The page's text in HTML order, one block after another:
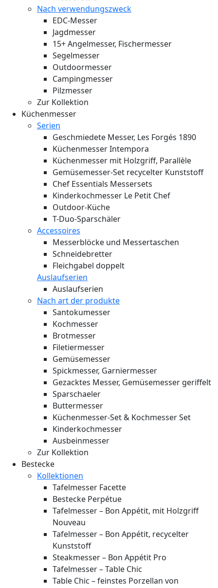
Nach verwendungszweck
EDC-Messer
Jagdmesser
15+ Angelmesser, Fischermesser
Segelmesser
Outdoormesser
Campingmesser
Pilzmesser
Zur Kollektion
Küchenmesser
Serien
Geschmiedete Messer, Les Forgés 1890
Küchenmesser Intempora
Küchenmesser mit Holzgriff, Parallèle
Gemüsemesser-Set recycelter Kunststoff
Chef Essentials Messersets
Kinderkochmesser Le Petit Chef
Outdoor-Küche
T-Duo-Sparschäler
Accessoires
Messerblöcke und Messertaschen
Schneidebretter
Fleichgabel doppelt
Auslaufserien
Auslaufserien
Nach art der produkte
Santokumesser
Kochmesser
Brotmesser
Filetiermesser
Gemüsemesser
Spickmesser, Garniermesser
Gezacktes Messer, Gemüsemesser geriffelt
Sparschaeler
Buttermesser
Küchenmesser-Set & Kochmesser Set
Kinderkochmesser
Ausbeinmesser
Zur Kollektion
Bestecke
Kollektionen
Tafelmesser Facette
Bestecke Perpétue
Tafelmesser – Bon Appétit, mit Holzgriff
Nouveau
Tafelmesser – Bon Appétit, recycelter
Kunststoff
Steakmesser – Bon Appétit Pro
Tafelmesser – Table Chic
Table Chic – feinstes Porzellan von